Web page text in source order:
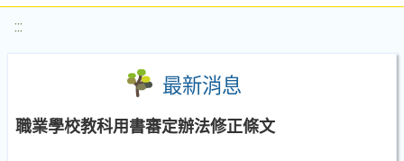
:::
最新消息
職業學校教科用書審定辦法修正條文